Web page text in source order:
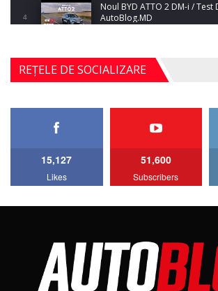
4
Noul BYD ATTO 2 DM-i / Test
AutoBlog.MD
17:35
5
Noul Mercedes-Benz S-Class
4MATIC V223) / Test Drive
27:33
AutoBlog.MD
15:08
Noul Geely EX2 / Test Drive
REȚELE DE SOCIALIZARE
15,127
Likes
51,600
Subscribers